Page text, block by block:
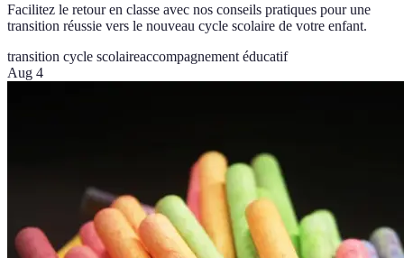
Facilitez le retour en classe avec nos conseils pratiques pour une
transition réussie vers le nouveau cycle scolaire de votre enfant.
transition cycle scolaireaccompagnement éducatif
Aug 4